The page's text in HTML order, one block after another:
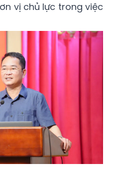
vị chủ lực trong việc